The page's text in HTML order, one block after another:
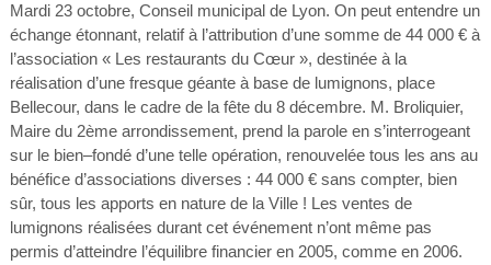
Mardi 23 octobre, Conseil municipal de Lyon. On peut entendre un
échange étonnant, relatif à l’attribution d’une somme de 44 000 € à
l’association « Les restaurants du Cœur », destinée à la
réalisation d’une fresque géante à base de lumignons, place
Bellecour, dans le cadre de la fête du 8 décembre. M. Broliquier,
Maire du 2ème arrondissement, prend la parole en s’interrogeant
sur le bien–fondé d’une telle opération, renouvelée tous les ans au
bénéfice d’associations diverses : 44 000 € sans compter, bien
sûr, tous les apports en nature de la Ville ! Les ventes de
lumignons réalisées durant cet événement n’ont même pas
permis d’atteindre l’équilibre financier en 2005, comme en 2006.